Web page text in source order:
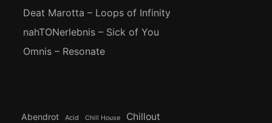
Deat Marotta – Loops of Infinity
nahTONerlebnis – Sick of You
Omnis – Resonate
Abendrot Acid Chill House Chillout